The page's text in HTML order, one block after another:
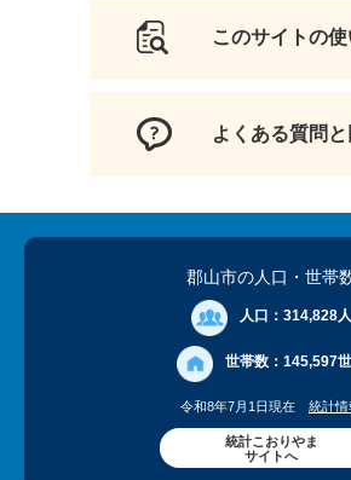
このサイトの
よくある質問
郡山市の人口 ・世帯
人口： 314,828人
世帯数： 145,597
令和8年7月1日現在 統計情
統計こおりやま
サイトへ